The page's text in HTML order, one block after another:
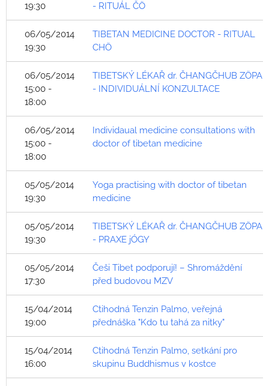
19:30
- RITUÁL ČÖ
06/05/2014
19:30
TIBETAN MEDICINE DOCTOR - RITUAL
CHÖ
06/05/2014
15:00 -
18:00
TIBETSKÝ LÉKAŘ dr. ČHANGČHUB ZÖPA
- INDIVIDUÁLNÍ KONZULTACE
06/05/2014
15:00 -
18:00
Individaual medicine consultations with
doctor of tibetan medicine
05/05/2014
19:30
Yoga practising with doctor of tibetan
medicine
05/05/2014
19:30
TIBETSKÝ LÉKAŘ dr. ČHANGČHUB ZÖPA
- PRAXE jÓGY
05/05/2014
17:30
Češi Tibet podporují! – Shromáždění
před budovou MZV
15/04/2014
19:00
Ctihodná Tenzin Palmo, veřejná
přednáška "Kdo tu tahá za nitky"
15/04/2014
16:00
Ctihodná Tenzin Palmo, setkání pro
skupinu Buddhismus v kostce